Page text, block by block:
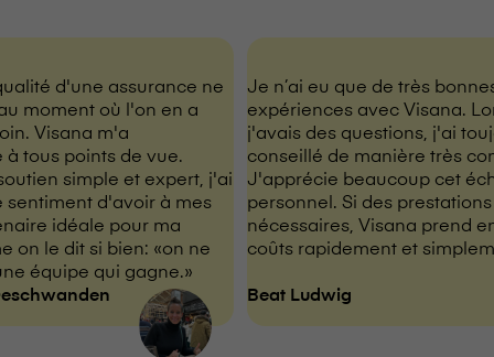
d'une assurance ne
moment où l'on en a
V⁠i⁠s⁠a⁠n⁠a m'a
tous points de vue.
simple et expert, j'ai
sentiment d'avoir à mes
idéale pour ma
on le dit si bien: «on ne
équipe qui gagne.»
Je n’ai eu que de très
expériences avec V⁠i⁠s⁠a⁠n⁠a.
j'avais des questions, j'ai
conseillé de manière très
J'apprécie beaucoup cet
personnel. Si des
nécessaires, V⁠i⁠s⁠a⁠n⁠a prend
coûts rapidement et
Beat Ludwig